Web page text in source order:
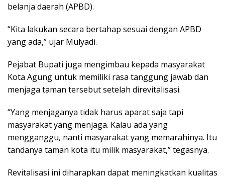
belanja daerah (APBD).
“Kita lakukan secara bertahap sesuai dengan APBD
yang ada,” ujar Mulyadi.
Pejabat Bupati juga mengimbau kepada masyarakat
Kota Agung untuk memiliki rasa tanggung jawab dan
menjaga taman tersebut setelah direvitalisasi.
“Yang menjaganya tidak harus aparat saja tapi
masyarakat yang menjaga. Kalau ada yang
mengganggu, nanti masyarakat yang memarahinya. Itu
tandanya taman kota itu milik masyarakat,” tegasnya.
Revitalisasi ini diharapkan dapat meningkatkan kualitas